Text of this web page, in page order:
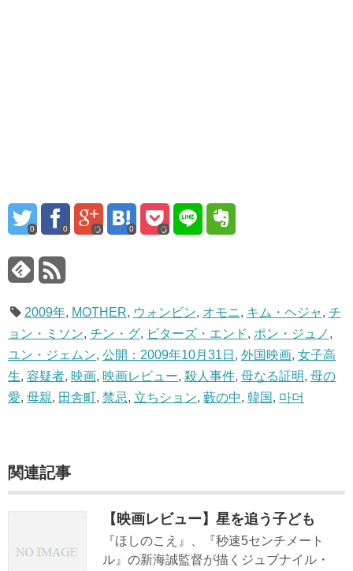
0 0 0
2009年, MOTHER, ウォンビン, オモニ, キム・ヘジャ, チ
ョン・ミソン, チン・グ, ビターズ・エンド, ポン・ジュノ ,
ユン・ジェムン, 公開：2009年10月31日 , 外国映画, 女子高
生, 容疑者, 映画, 映画レビュー, 殺人事件, 母なる証明, 母の
愛, 母親, 田舎町, 禁忌, 立ちション, 藪の中, 韓国 , 마더
関連記事
【映画レビュー】星を追う子ども
『ほしのこえ』、『秒速5センチメート
ル』の新海誠監督が描くジュブナイル・